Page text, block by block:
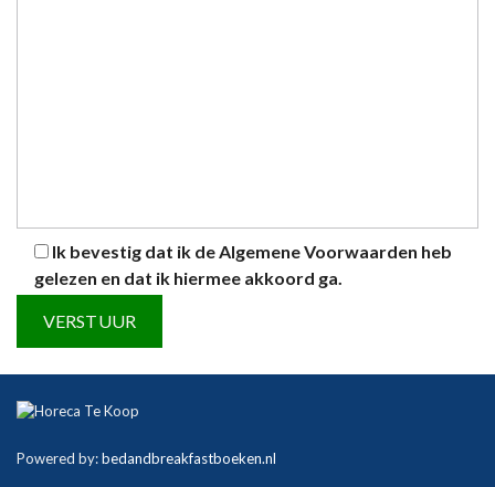
Ik bevestig dat ik deAlgemene Voorwaarden heb
gelezen en dat ik hiermee akkoord ga.
l
e
Powered by:bedandbreakfastboeken.nl